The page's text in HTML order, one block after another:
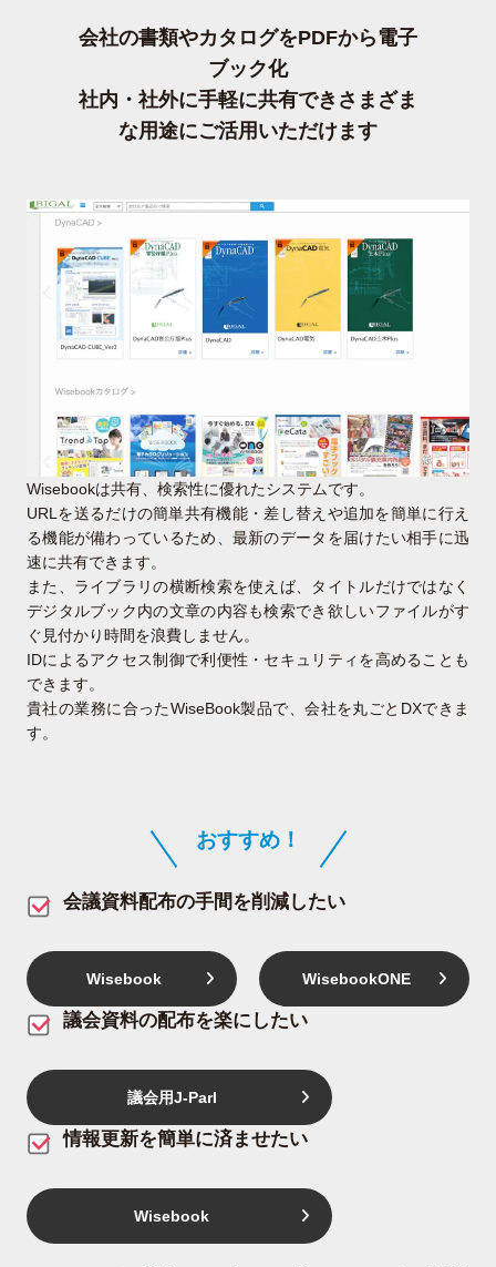
会社の書類やカタログをPDFから電子
ブック化
社内・社外に手軽に共有できさまざま
な用途にご活用いただけます
Wisebookは共有、検索性に優れたシステムです。
URLを送るだけの簡単共有機能・差し替えや追加を簡単に行え
る機能が備わっているため、最新のデータを届けたい相手に迅
速に共有できます。
また、ライブラリの横断検索を使えば、タイトルだけではなく
デジタルブック内の文章の内容も検索でき欲しいファイルがす
ぐ見付かり時間を浪費しません。
IDによるアクセス制御で利便性・セキュリティを高めることも
できます。
貴社の業務に合ったWiseBook製品で、会社を丸ごとDXできま
す。
おすすめ！
会議資料配布の手間を削減したい
Wisebook WisebookONE
議会資料の配布を楽にしたい
議会用J-Parl
情報更新を簡単に済ませたい
Wisebook